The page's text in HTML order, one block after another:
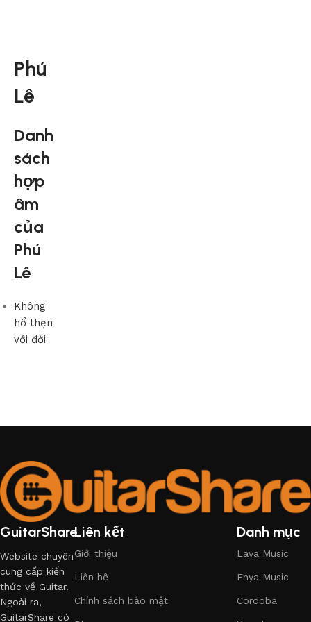
Phú
Lê
Danh
sách
hợp
âm
của
Phú
Lê
Không
hổ thẹn
với đời
GuitarShare
Website chuyên
cung cấp kiến
thức về Guitar.
Ngoài ra,
GuitarShare có
Liên kết
Giới thiệu
Liên hệ
Chính sách bảo mật
Danh mục
Lava Music
Enya Music
Cordoba